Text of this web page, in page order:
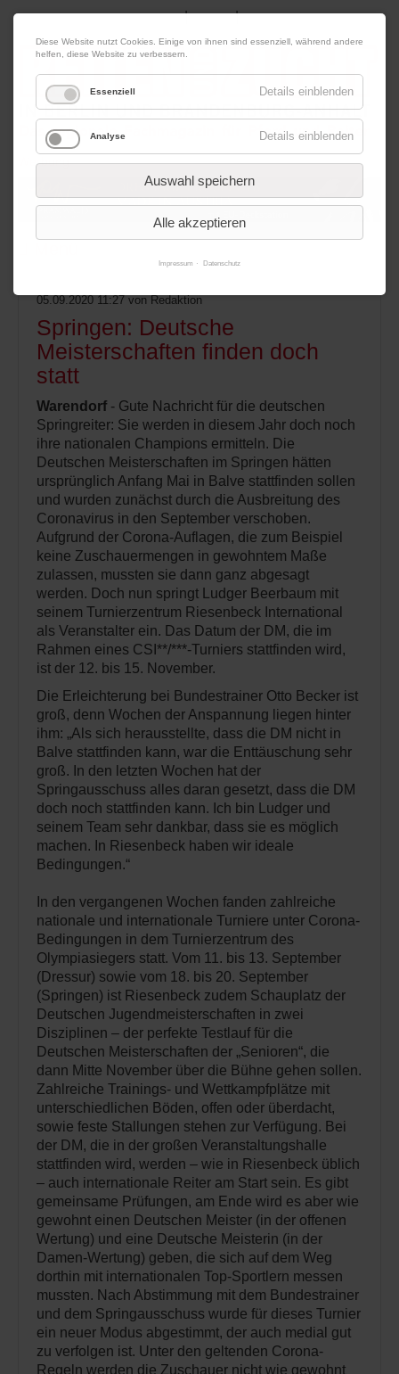
08. August 2026 Impressum|Kontakt|Datenschutz
Werbung
05.09.2020 11:27 von Redaktion
Springen: Deutsche
Meisterschaften finden doch
statt
Warendorf - Gute Nachricht für die deutschen
Springreiter: Sie werden in diesem Jahr doch noch
ihre nationalen Champions ermitteln. Die
Deutschen Meisterschaften im Springen hätten
ursprünglich Anfang Mai in Balve stattfinden sollen
und wurden zunächst durch die Ausbreitung des
Coronavirus in den September verschoben.
Aufgrund der Corona-Auflagen, die zum Beispiel
keine Zuschauermengen in gewohntem Maße
zulassen, mussten sie dann ganz abgesagt
werden. Doch nun springt Ludger Beerbaum mit
seinem Turnierzentrum Riesenbeck International
als Veranstalter ein. Das Datum der DM, die im
Rahmen eines CSI**/***-Turniers stattfinden wird,
ist der 12. bis 15. November.
Die Erleichterung bei Bundestrainer Otto Becker ist
groß, denn Wochen der Anspannung liegen hinter
ihm: „Als sich herausstellte, dass die DM nicht in
Balve stattfinden kann, war die Enttäuschung sehr
groß. In den letzten Wochen hat der
Springausschuss alles daran gesetzt, dass die DM
doch noch stattfinden kann. Ich bin Ludger und
seinem Team sehr dankbar, dass sie es möglich
machen. In Riesenbeck haben wir ideale
Bedingungen.“
In den vergangenen Wochen fanden zahlreiche
nationale und internationale Turniere unter Corona-
Bedingungen in dem Turnierzentrum des
Olympiasiegers statt. Vom 11. bis 13. September
(Dressur) sowie vom 18. bis 20. September
(Springen) ist Riesenbeck zudem Schauplatz der
Deutschen Jugendmeisterschaften in zwei
Disziplinen – der perfekte Testlauf für die
Deutschen Meisterschaften der „Senioren“, die
dann Mitte November über die Bühne gehen sollen.
Zahlreiche Trainings- und Wettkampfplätze mit
unterschiedlichen Böden, offen oder überdacht,
sowie feste Stallungen stehen zur Verfügung. Bei
der DM, die in der großen Veranstaltungshalle
stattfinden wird, werden – wie in Riesenbeck üblich
– auch internationale Reiter am Start sein. Es gibt
gemeinsame Prüfungen, am Ende wird es aber wie
gewohnt einen Deutschen Meister (in der offenen
Wertung) und eine Deutsche Meisterin (in der
Damen-Wertung) geben, die sich auf dem Weg
dorthin mit internationalen Top-Sportlern messen
mussten. Nach Abstimmung mit dem Bundestrainer
und dem Springausschuss wurde für dieses Turnier
ein neuer Modus abgestimmt, der auch medial gut
zu verfolgen ist. Unter den geltenden Corona-
Regeln werden die Zuschauer nicht wie gewohnt
Diese Website nutzt Cookies. Einige von ihnen sind essenziell, während andere
helfen, diese Website zu verbessern.
Essenziell Details einblenden
Analyse Details einblenden
Auswahl speichern
Alle akzeptieren
Impressum Datenschutz